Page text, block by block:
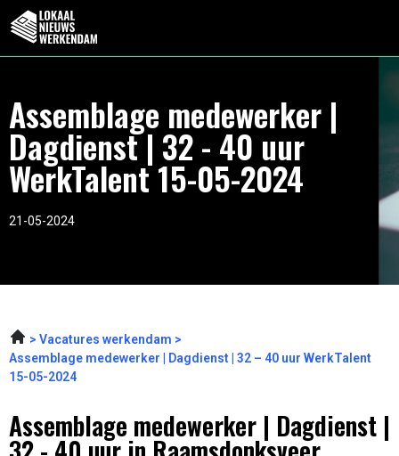
Assemblage medewerker |
Dagdienst | 32 - 40 uur
WerkTalent 15-05-2024
21-05-2024
Vacatures werkendam
Assemblage medewerker | Dagdienst | 32 – 40 uur WerkTalent
15-05-2024
Assemblage medewerker | Dagdienst |